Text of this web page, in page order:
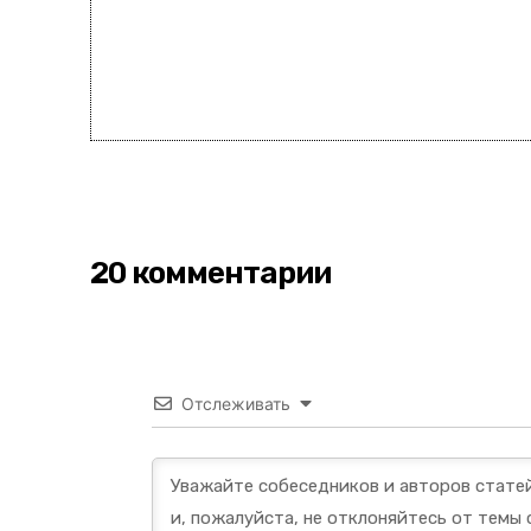
20 комментарии
Отслеживать